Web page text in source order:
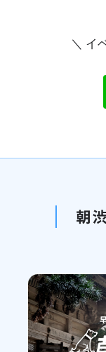
＼ イ